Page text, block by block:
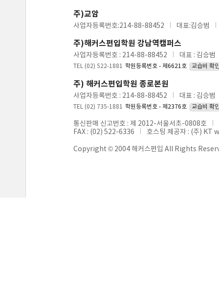
주)교암
사업자등록번호:214-88-88452 대표:김승범
주)해커스편입학원 강남역캠퍼스
사업자등록번호 : 214-88-88452 대표 : 김승범
TEL (02) 522-1881 학원등록번호 - 제6621호 교습비 확
주) 해커스편입학원 종로본원
사업자등록번호 : 214-88-88452 대표 : 김승범
TEL (02) 735-1881 학원등록번호 - 제2376호 교습비 확
통신판매 신고번호 : 제 2012-서울서초-0808호
FAX : (02) 522-6336
호스팅 제공자 : (주)
Copyright © 2004 해커스편입 All Rights